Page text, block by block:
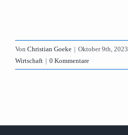
Von Christian Goeke | Oktober 9th, 2023
Wirtschaft | 0 Kommentare